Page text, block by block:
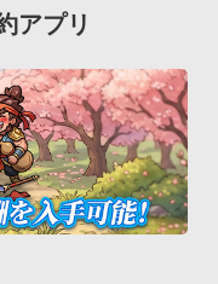
アプリ